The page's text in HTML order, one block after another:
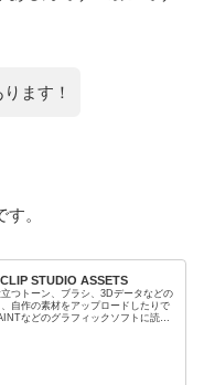
ます！
。
STUDIO ASSETS
つトーン、ブラシ、3Dデータなどの
自作の素材をアップロードしたりで
などのグラフィックソフトに読み